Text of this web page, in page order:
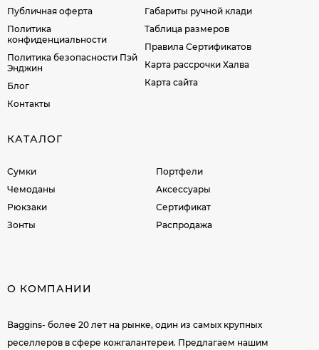
Публичная оферта
Политика
конфиденциальности
Политика безопасности Пэй
Энджин
Блог
Контакты
Габариты ручной клади
Таблица размеров
Правила Сертификатов
Карта рассрочки Халва
Карта сайта
КАТАЛОГ
Сумки
Чемоданы
Рюкзаки
Зонты
Портфели
Аксессуары
Сертификат
Распродажа
О КОМПАНИИ
Baggins- более 20 лет на рынке, один из самых крупных
реселлеров в сфере кожгалантереи. Предлагаем нашим